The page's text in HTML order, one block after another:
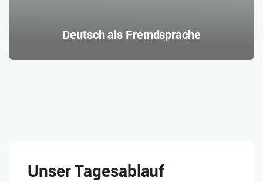
Deutsch als Fremdsprache
Unser Tagesablauf